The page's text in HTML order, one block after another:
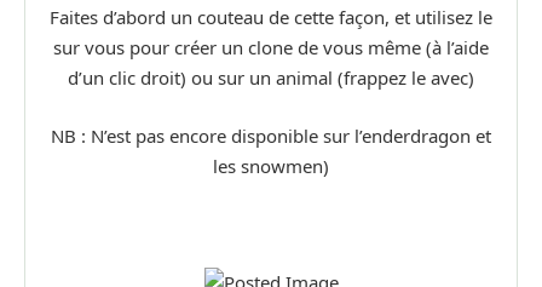
Faites d’abord un couteau de cette façon, et utilisez le
sur vous pour créer un clone de vous même (à l’aide
d’un clic droit) ou sur un animal (frappez le avec)
NB : N’est pas encore disponible sur l’enderdragon et
les snowmen)